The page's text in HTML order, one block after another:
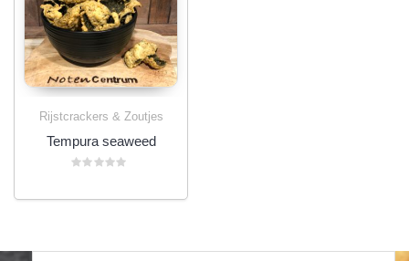
Rijstcrackers & Zoutjes
Tempura seaweed
uit